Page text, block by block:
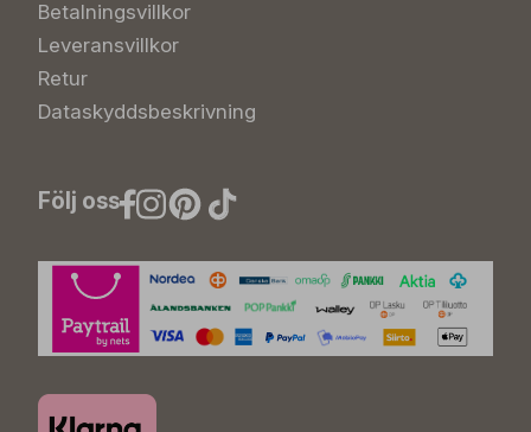
Betalningsvillkor
Leveransvillkor
Retur
Dataskyddsbeskrivning
Följ oss